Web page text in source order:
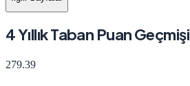
4 Yıllık Taban Puan Geçmişi
279.39